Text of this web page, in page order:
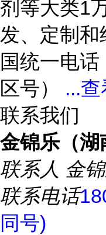
剂等大类1
发、定制
国统一电
区号） ...查
联系我们
金锦乐（湖
联系人 金
联系电话
同号)